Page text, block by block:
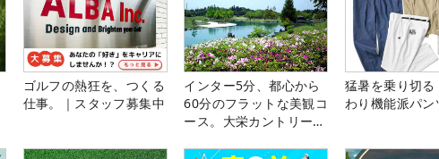
ゴルフの熱狂を、つくる
仕事。｜スタッフ募集中
インター5分、都心から
60分のフラットな美観コ
ース。大栄カントリー俱
猛暑を乗り切
わり機能派パ